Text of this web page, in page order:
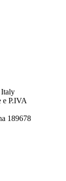
Italy
e P.IVA
189678